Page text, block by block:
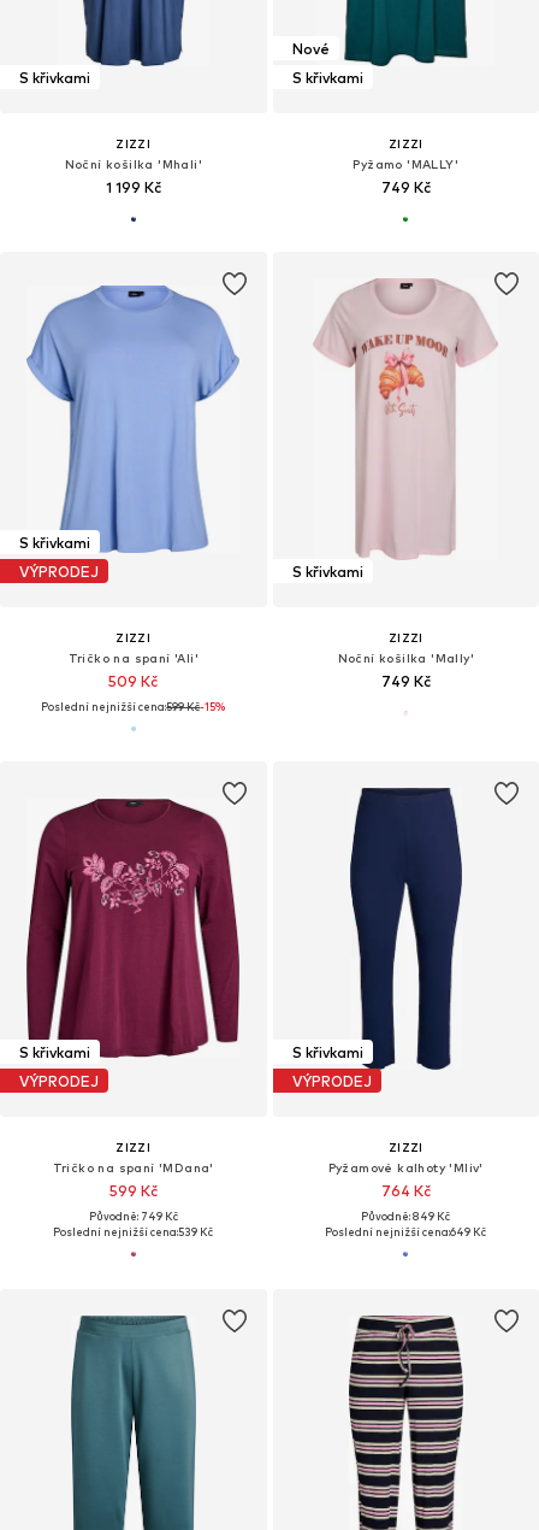
S křivkami
ZIZZI
Noční košilka 'Mhali'
1 199 Kč
Nové
S křivkami
ZIZZI
Pyžamo 'MALLY'
749 Kč
S křivkami
VÝPRODEJ
ZIZZI
Tričko na spaní 'Ali'
509 Kč
Poslední nejnižší cena:599 Kč-15%
S křivkami
ZIZZI
Noční košilka 'Mally'
749 Kč
S křivkami
VÝPRODEJ
ZIZZI
Tričko na spaní 'MDana'
599 Kč
Původně: 749 Kč
Poslední nejnižší cena:539 Kč
S křivkami
VÝPRODEJ
ZIZZI
Pyžamové kalhoty 'Mliv'
764 Kč
Původně: 849 Kč
Poslední nejnižší cena:649 Kč